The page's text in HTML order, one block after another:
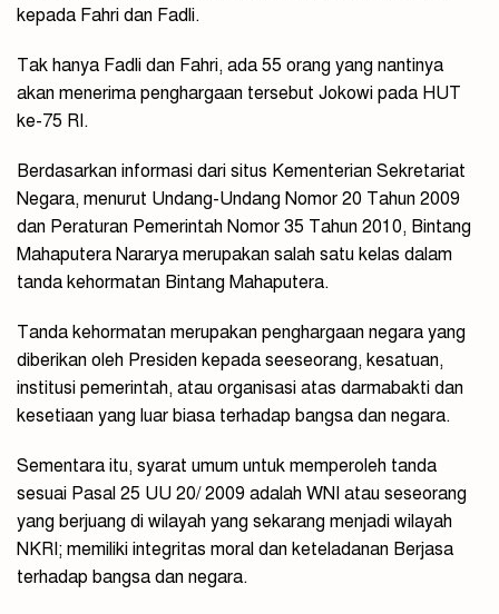
kepada Fahri dan Fadli.
Tak hanya Fadli dan Fahri, ada 55 orang yang nantinya
akan menerima penghargaan tersebut Jokowi pada HUT
ke-75 RI.
Berdasarkan informasi dari situs Kementerian Sekretariat
Negara, menurut Undang-Undang Nomor 20 Tahun 2009
dan Peraturan Pemerintah Nomor 35 Tahun 2010, Bintang
Mahaputera Nararya merupakan salah satu kelas dalam
tanda kehormatan Bintang Mahaputera.
Tanda kehormatan merupakan penghargaan negara yang
diberikan oleh Presiden kepada seeseorang, kesatuan,
institusi pemerintah, atau organisasi atas darmabakti dan
kesetiaan yang luar biasa terhadap bangsa dan negara.
Sementara itu, syarat umum untuk memperoleh tanda
sesuai Pasal 25 UU 20/ 2009 adalah WNI atau seseorang
yang berjuang di wilayah yang sekarang menjadi wilayah
NKRI; memiliki integritas moral dan keteladanan Berjasa
terhadap bangsa dan negara.